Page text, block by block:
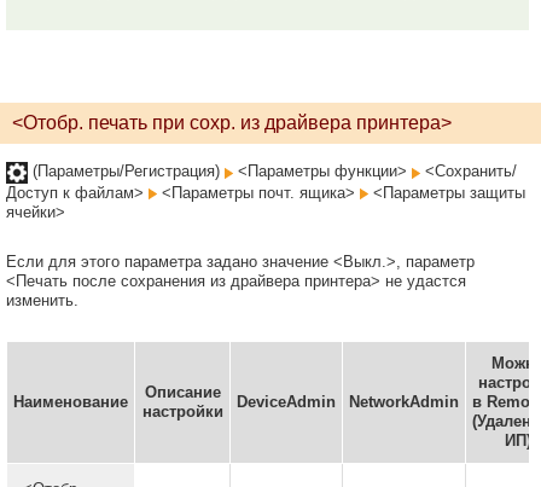
<Отобр. печать при сохр. из драйвера принтера>
(Параметры/Регистрация) <Параметры функции>
<Сохранить/
Доступ к файлам>
<Параметры почт. ящика>
<Параметры защиты
ячейки>
Если для этого параметра задано значение <Выкл.>, параметр
<Печать после сохранения из драйвера принтера> не удастся
изменить.
Наименование
Описание
настройки
DeviceAdmin NetworkAdmin
в
ИП)